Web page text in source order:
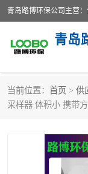
青岛
当前位置： 首页 > 供
采样器 体积小 携带
生物安全柜
水质检测仪
恒温恒湿称重系